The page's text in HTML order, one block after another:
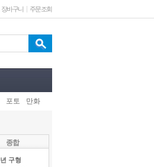
장바구니 주문조회
포토 만화
종합
구형